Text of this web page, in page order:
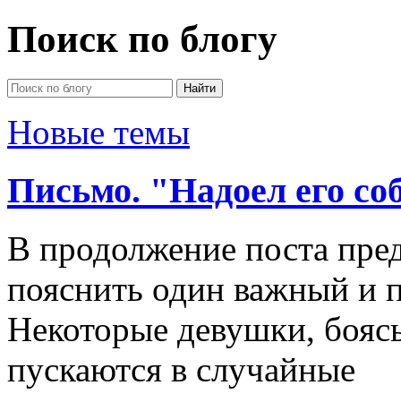
Поиск по блогу
Новые темы
Письмо. "Надоел его
В продолжение поста
пояснить один важный и
Некоторые девушки,
пускаются в случайные